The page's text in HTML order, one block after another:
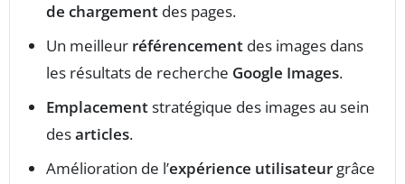
de chargement des pages.
Un meilleur référencement des images dans
les résultats de recherche Google Images.
Emplacementstratégique des images au sein
desarticles.
Amélioration de l’expérience utilisateur grâce